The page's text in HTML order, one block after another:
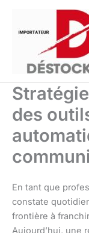
contenu
des
En tant que
constate
frontière à
Aujourd’hui, une